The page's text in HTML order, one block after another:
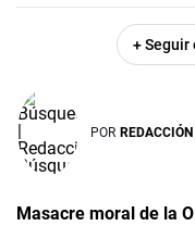
+ Seguir
POR
Masacre moral de la